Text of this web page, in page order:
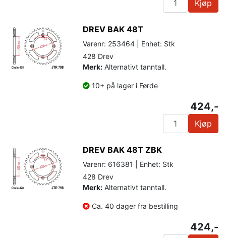
Kjøp
DREV BAK 48T
Varenr: 253464 | Enhet: Stk
428 Drev
Merk: Alternativt tanntall.
10+ på lager i Førde
424,-
Kjøp
DREV BAK 48T ZBK
Varenr: 616381 | Enhet: Stk
428 Drev
Merk: Alternativt tanntall.
Ca. 40 dager fra bestilling
424,-